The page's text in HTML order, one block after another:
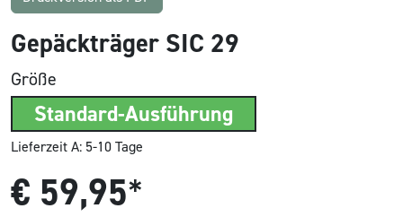
Gepäckträger SIC 29
Größe
Standard-Ausführung
Lieferzeit A: 5-10 Tage
€ 59,95*